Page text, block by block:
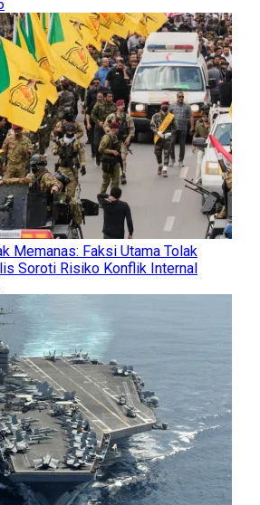
Memanas: Faksi Utama Tolak
Soroti Risiko Konflik Internal